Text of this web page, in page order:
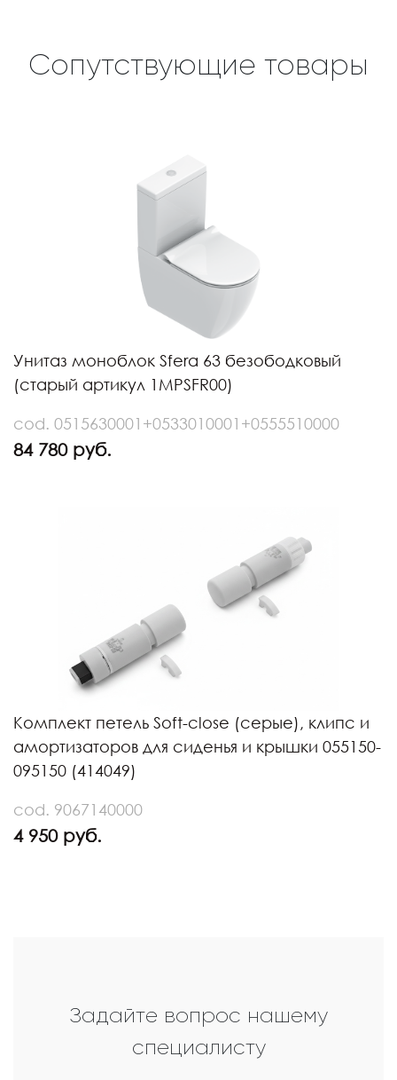
Сопутствующие товары
Унитаз моноблок Sfera 63 безободковый
(старый артикул 1MPSFR00)
cod. 0515630001+0533010001+0555510000
84 780 руб.
Комплект петель Soft-close (серые), клипс и
амортизаторов для сиденья и крышки 055150-
095150 (414049)
cod. 9067140000
4 950 руб.
Задайте вопрос нашему
специалисту